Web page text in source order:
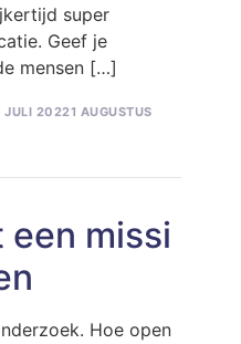
super
Geef je
mensen […]
JULI 20221 AUGUSTUS
een missi
Hoe open